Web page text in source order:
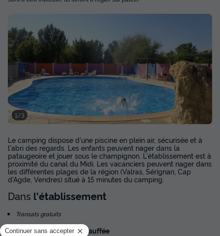
1/3
Le camping dispose d'une piscine en plein air, sécurisée et à
l'abri des regards. Les enfants peuvent nager dans la
pataugeoire et jouer sous le champignon. L'établissement est à
proximité du canal du Midi. Les vacanciers peuvent nager dans
les différentes plages de la région (Valras, Sérignan, Cap
d'Agde, Vendres) situé à 15 minutes du camping.
Dans l'établissement
Transats gratuits
Piscine extérieure non chauffée